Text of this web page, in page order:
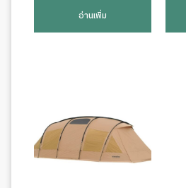
อ่านเพิ่ม